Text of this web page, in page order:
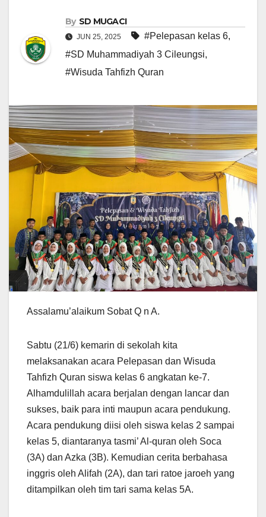
By SD MUGACI
JUN 25, 2025 #Pelepasan kelas 6,
#SD Muhammadiyah 3 Cileungsi,
#Wisuda Tahfizh Quran
Assalamu’alaikum Sobat Q n A.
Sabtu (21/6) kemarin di sekolah kita
melaksanakan acara Pelepasan dan Wisuda
Tahfizh Quran siswa kelas 6 angkatan ke-7.
Alhamdulillah acara berjalan dengan lancar dan
sukses, baik para inti maupun acara pendukung.
Acara pendukung diisi oleh siswa kelas 2 sampai
kelas 5, diantaranya tasmi’ Al-quran oleh Soca
(3A) dan Azka (3B). Kemudian cerita berbahasa
inggris oleh Alifah (2A), dan tari ratoe jaroeh yang
ditampilkan oleh tim tari sama kelas 5A.